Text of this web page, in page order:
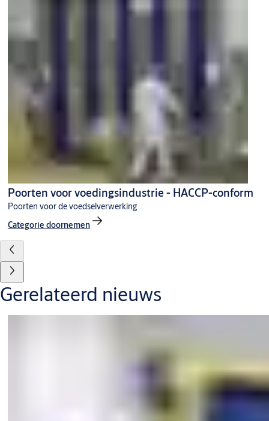
Poorten voor voedingsindustrie - HACCP-conform
Poorten voor de voedselverwerking
Categorie doornemen
Gerelateerd nieuws